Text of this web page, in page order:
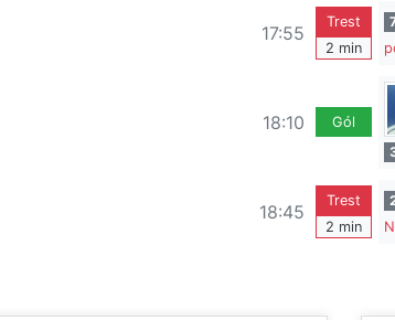
17:55
Trest
2 min
18:10
Gól
18:45
Trest
2 min